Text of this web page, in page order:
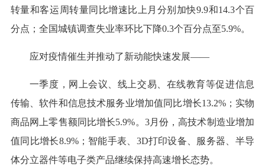
转量和客运周转量同比增速比上月分别加快9.9和14.3个百
分点；全国城镇调查失业率环比下降0.3个百分点至5.9%。
应对疫情催生并推动了新动能快速发展——
一季度，网上会议、线上交易、在线教育等促进信息
传输、软件和信息技术服务业增加值同比增长13.2%；实物
商品网上零售额同比增长5.9%。3月份，高技术制造业增加
值同比增长8.9%；智能手表、3D打印设备、服务器、半导
体分立器件等电子类产品继续保持高速增长态势。